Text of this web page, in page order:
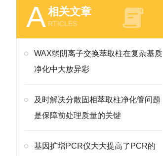
A相关文章
RTICLES
WAX弱阴离子交换萃取柱在复杂基质
净化中大放异彩
及时解决分散固相萃取柱净化管问题
是保障前处理质量的关键
基因扩增PCR仪大大提高了PCR的